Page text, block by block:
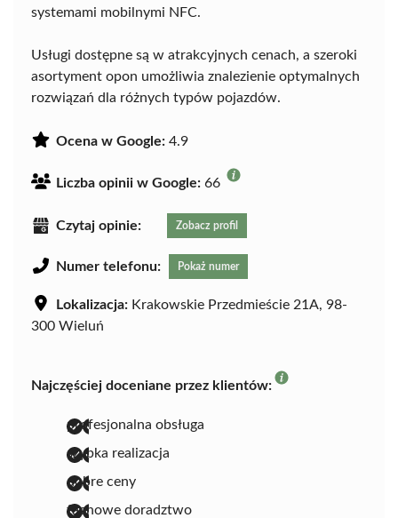
systemami mobilnymi NFC.
Usługi dostępne są w atrakcyjnych cenach, a szeroki
asortyment opon umożliwia znalezienie optymalnych
rozwiązań dla różnych typów pojazdów.
Ocena w Google: 4.9
Liczba opinii w Google: 66
Czytaj opinie: Zobacz profil
Numer telefonu: Pokaż numer
Lokalizacja: Krakowskie Przedmieście 21A, 98-
300 Wieluń
Najczęściej doceniane przez klientów:
profesjonalna obsługa
szybka realizacja
dobre ceny
fachowe doradztwo